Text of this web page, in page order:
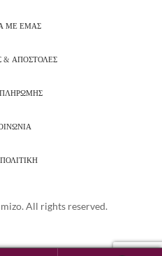
ΜΕ ΕΜΑΣ
& ΑΠΟΣΤΟΛΕΣ
All rights reserved.